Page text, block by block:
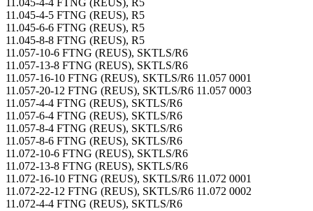
11.045-4-5 FTNG (REUS), R5
11.045-6-6 FTNG (REUS), R5
11.045-8-8 FTNG (REUS), R5
11.057-10-6 FTNG (REUS), SKTLS/R6
11.057-13-8 FTNG (REUS), SKTLS/R6
11.057-16-10 FTNG (REUS), SKTLS/R6 11.057 0001
11.057-20-12 FTNG (REUS), SKTLS/R6 11.057 0003
11.057-4-4 FTNG (REUS), SKTLS/R6
11.057-6-4 FTNG (REUS), SKTLS/R6
11.057-8-4 FTNG (REUS), SKTLS/R6
11.057-8-6 FTNG (REUS), SKTLS/R6
11.072-10-6 FTNG (REUS), SKTLS/R6
11.072-13-8 FTNG (REUS), SKTLS/R6
11.072-16-10 FTNG (REUS), SKTLS/R6 11.072 0001
11.072-22-12 FTNG (REUS), SKTLS/R6 11.072 0002
11.072-4-4 FTNG (REUS), SKTLS/R6